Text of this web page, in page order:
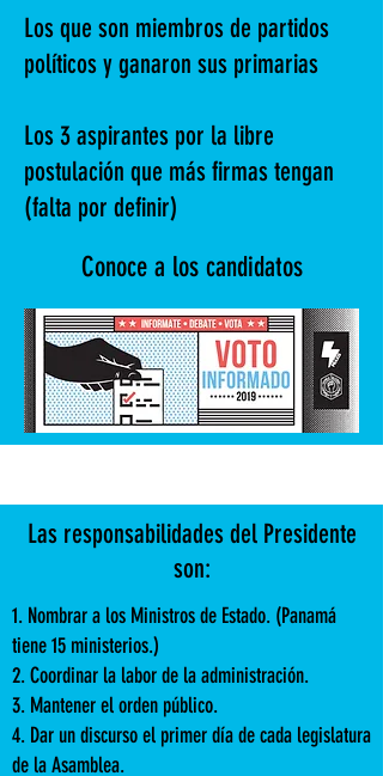
Los que son miembros de partidos
políticos y ganaron sus primarias
Los 3 aspirantes por la libre
postulación que más firmas tengan
(falta por definir)
Conoce a los candidatos
Las responsabilidades del Presidente
son:
1. Nombrar a los Ministros de Estado. (Panamá
tiene 15 ministerios.)
2. Coordinar la labor de la administración.
3. Mantener el orden público.
4. Dar un discurso el primer día de cada legislatura
de la Asamblea.